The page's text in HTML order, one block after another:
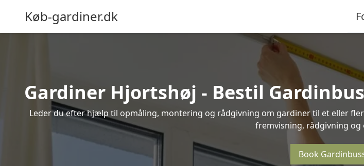
Køb-gardiner.dk
Gardiner Hjortshøj - Bestil
Leder du efter hjælp til opmåling, montering og rådgivning om gardiner til et eller
fremvisning, rådgivning og
Book